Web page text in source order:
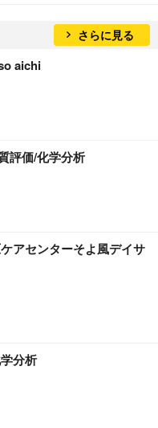
さらに見る
aichi
評価/化学分析
アセンターそよ風デイサ
分析